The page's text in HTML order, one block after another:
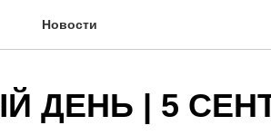
Новости
ДЕНЬ | 5